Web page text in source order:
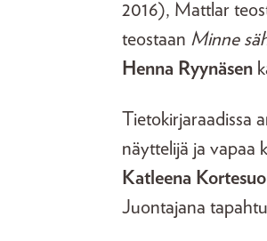
2016), Mattlar
teostaan Minne
Henna Ryynäsen
Tietokirjaraadissa
näyttelijä ja vapaa
Katleena Kortesuo
Juontajana